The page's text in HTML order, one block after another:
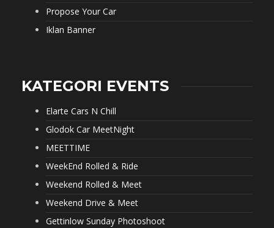
Propose Your Car
Iklan Banner
KATEGORI EVENTS
Elarte Cars N Chill
Glodok Car MeetNight
MEETTIME
WeekEnd Rolled & Ride
Weekend Rolled & Meet
Weekend Drive & Meet
Gettinlow Sunday Photoshoot